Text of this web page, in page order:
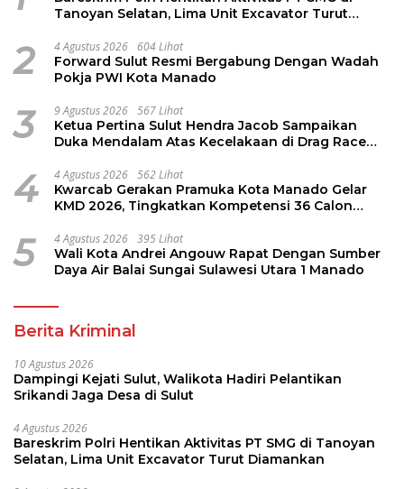
Tanoyan Selatan, Lima Unit Excavator Turut
2 4 Agustus 2026 604 Lihat
Forward Sulut Resmi Bergabung Dengan Wadah
Pokja PWI Kota Manado
3 9 Agustus 2026 567 Lihat
Ketua Pertina Sulut Hendra Jacob Sampaikan
Duka Mendalam Atas Kecelakaan di Drag Race
4 4 Agustus 2026 562 Lihat
Kwarcab Gerakan Pramuka Kota Manado Gelar
KMD 2026, Tingkatkan Kompetensi 36 Calon
5 4 Agustus 2026 395 Lihat
Wali Kota Andrei Angouw Rapat Dengan Sumber
Daya Air Balai Sungai Sulawesi Utara 1 Manado
Berita Kriminal
10 Agustus 2026
Dampingi Kejati Sulut, Walikota Hadiri Pelantikan
Srikandi Jaga Desa di Sulut
4 Agustus 2026
Bareskrim Polri Hentikan Aktivitas PT SMG di Tanoyan
Selatan, Lima Unit Excavator Turut Diamankan